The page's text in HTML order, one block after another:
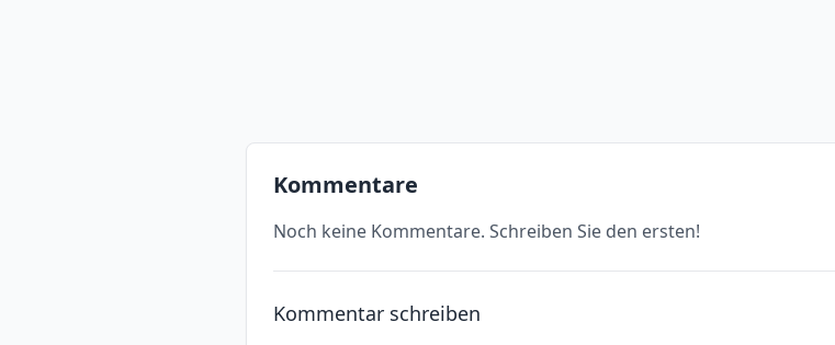
Kommentare
Noch keine Kommentare. Schreiben Sie den ersten!
Kommentar schreiben